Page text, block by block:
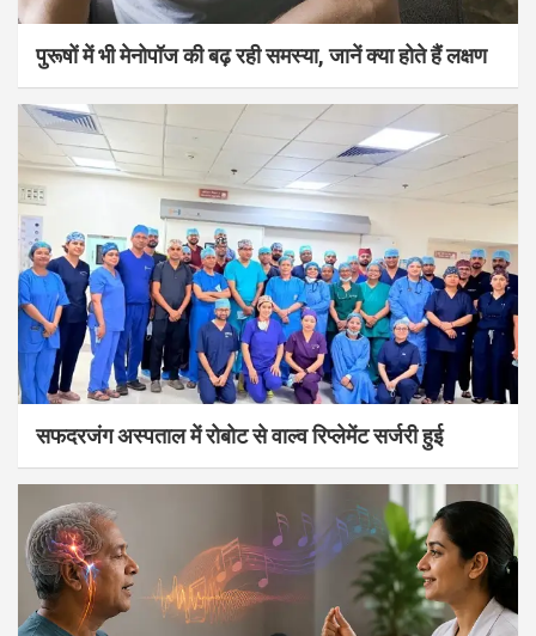
पुरूषों में भी मेनोपॉज की बढ़ रही समस्या, जानें क्या होते हैं लक्षण
सफदरजंग अस्पताल में रोबोट से वाल्व रिप्लेमेंट सर्जरी हुई